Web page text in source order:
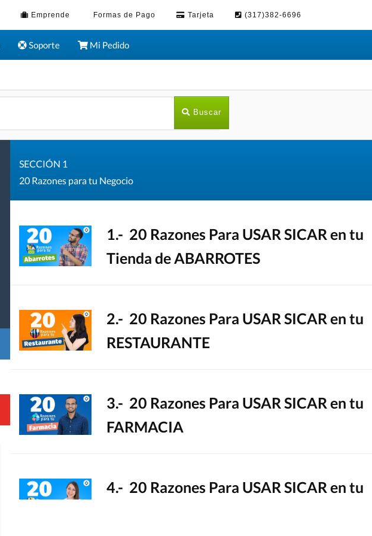
Emprende Formas de Pago Tarjeta (317)382-6696
Soporte Mi Pedido
Buscar
SECCIÓN 1
20 Razones para tu Negocio
1.- 20 Razones Para USAR SICAR en tu
Tienda de ABARROTES
2.- 20 Razones Para USAR SICAR en tu
RESTAURANTE
3.- 20 Razones Para USAR SICAR en tu
FARMACIA
4.- 20 Razones Para USAR SICAR en tu